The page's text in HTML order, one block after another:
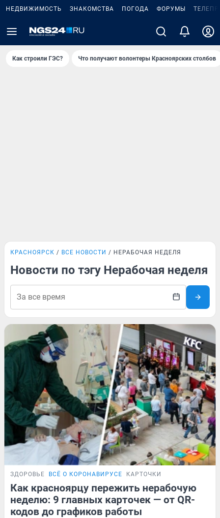
НЕДВИЖИМОСТЬ ЗНАКОМСТВА ПОГОДА ФОРУМЫ
Как строили ГЭС? Что получают волонтеры Красноярских столбов
КРАСНОЯРСК ВСЕ НОВОСТИ НЕРАБОЧАЯ НЕДЕЛЯ
Новости по тэгу Нерабочая неделя
ЗДОРОВЬЕ ВСЁ О КОРОНАВИРУСЕ КАРТОЧКИ
Как красноярцу пережить нерабочую
неделю: 9 главных карточек — от QR-
кодов до графиков работы